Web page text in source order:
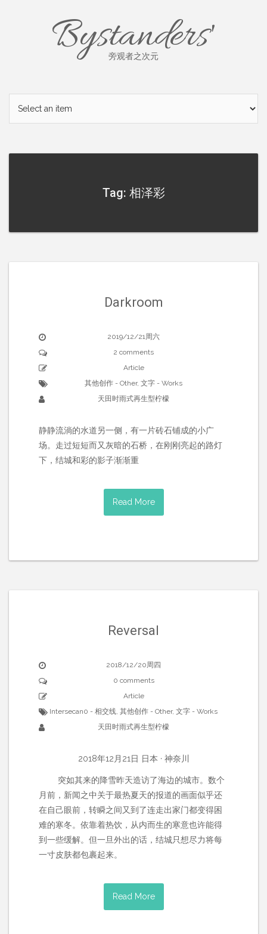
Bystanders'
旁观者之次元
Tag: 相泽彩
Darkroom
2019/12/21周六
2 comments
Article
其他创作 - Other, 文字 - Works
天田时雨式再生型柠檬
静静流淌的水道另一侧，有一片砖石铺成的小广
场。走过短短而又灰暗的石桥，在刚刚亮起的路灯
下，结城和彩的影子渐渐重
Read More
Reversal
2018/12/20周四
0 comments
Article
Intersecan0 - 相交线, 其他创作 - Other, 文字 - Works
天田时雨式再生型柠檬
2018年12月21日 日本 · 神奈川
突如其来的降雪昨天造访了海边的城市。数个
月前，新闻之中关于最热夏天的报道的画面似乎还
在自己眼前，转瞬之间又到了连走出家门都变得困
难的寒冬。依靠着热饮，从内而生的寒意也许能得
到一些缓解。但一旦外出的话，结城只想尽力将每
一寸皮肤都包裹起来。
Read More